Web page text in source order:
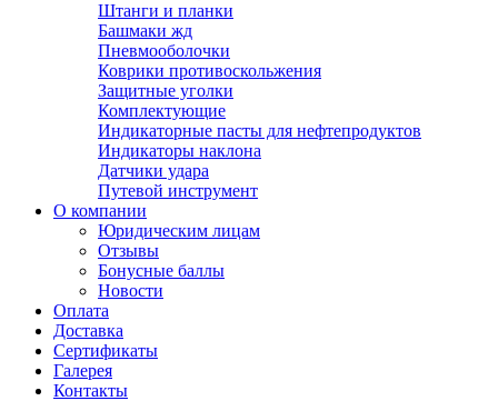
Штанги и планки
Башмаки жд
Пневмооболочки
Коврики противоскольжения
Защитные уголки
Комплектующие
Индикаторные пасты для нефтепродуктов
Индикаторы наклона
Датчики удара
Путевой инструмент
О компании
Юридическим лицам
Отзывы
Бонусные баллы
Новости
Оплата
Доставка
Сертификаты
Галерея
Контакты